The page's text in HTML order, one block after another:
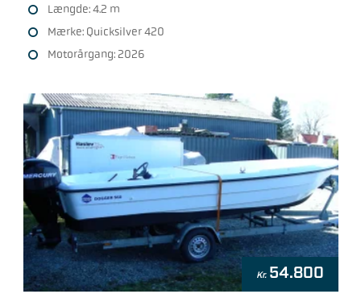
Længde: 4.2 m
Mærke: Quicksilver 420
Motorårgang: 2026
Kr. 54.800